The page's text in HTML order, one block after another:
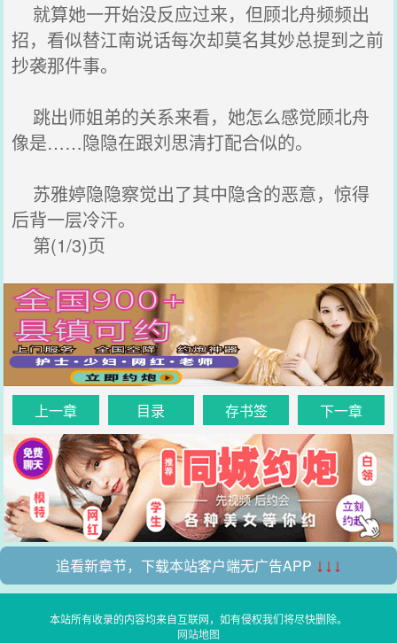
就算她一开始没反应过来，但顾北舟频频出
招，看似替江南说话每次却莫名其妙总提到之前
抄袭那件事。
跳出师姐弟的关系来看，她怎么感觉顾北舟
像是……隐隐在跟刘思清打配合似的。
苏雅婷隐隐察觉出了其中隐含的恶意，惊得
后背一层冷汗。
第(1/3)页
上一章 目录 存书签 下一章
追看新章节，下载本站客户端无广告APP ↓↓↓
本站所有收录的内容均来自互联网，如有侵权我们将尽快删除。
网站地图